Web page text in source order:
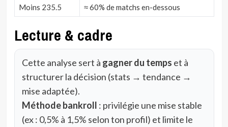
Moins 235.5 ≈ 60% de matchs en-dessous
Lecture & cadre
Cette analyse sert à gagner du temps et à
structurer la décision (stats → tendance →
mise adaptée).
Méthode bankroll : privilégie une mise stable
(ex : 0,5% à 1,5% selon ton profil) et limite le